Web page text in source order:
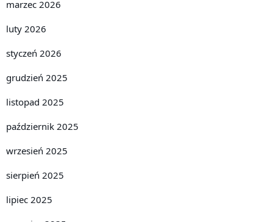
marzec 2026
luty 2026
styczeń 2026
grudzień 2025
listopad 2025
październik 2025
wrzesień 2025
sierpień 2025
lipiec 2025